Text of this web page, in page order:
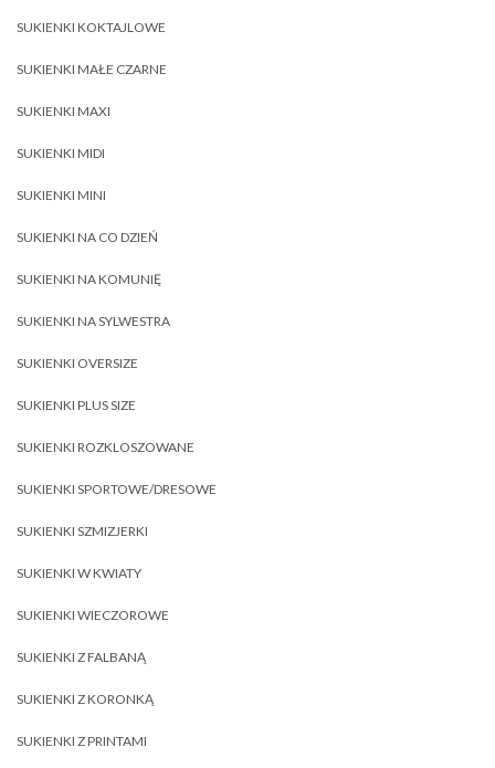
SUKIENKI KOKTAJLOWE
SUKIENKI MAŁE CZARNE
SUKIENKI MAXI
SUKIENKI MIDI
SUKIENKI MINI
SUKIENKI NA CO DZIEŃ
SUKIENKI NA KOMUNIĘ
SUKIENKI NA SYLWESTRA
SUKIENKI OVERSIZE
SUKIENKI PLUS SIZE
SUKIENKI ROZKLOSZOWANE
SUKIENKI SPORTOWE/DRESOWE
SUKIENKI SZMIZJERKI
SUKIENKI W KWIATY
SUKIENKI WIECZOROWE
SUKIENKI Z FALBANĄ
SUKIENKI Z KORONKĄ
SUKIENKI Z PRINTAMI